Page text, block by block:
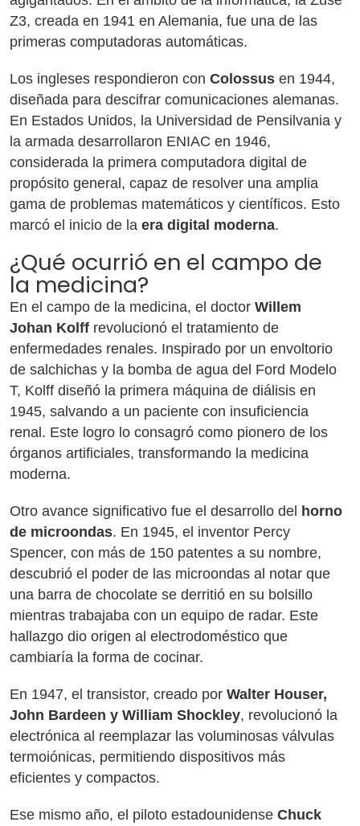
Z3, creada en 1941 en Alemania, fue una de las
primeras computadoras automáticas.
Los ingleses respondieron con Colossus en 1944,
diseñada para descifrar comunicaciones alemanas.
En Estados Unidos, la Universidad de Pensilvania y
la armada desarrollaron ENIAC en 1946,
considerada la primera computadora digital de
propósito general, capaz de resolver una amplia
gama de problemas matemáticos y científicos. Esto
marcó el inicio de la era digital moderna.
¿Qué ocurrió en el campo de
la medicina?
En el campo de la medicina, el doctor Willem
Johan Kolff revolucionó el tratamiento de
enfermedades renales. Inspirado por un envoltorio
de salchichas y la bomba de agua del Ford Modelo
T, Kolff diseñó la primera máquina de diálisis en
1945, salvando a un paciente con insuficiencia
renal. Este logro lo consagró como pionero de los
órganos artificiales, transformando la medicina
moderna.
Otro avance significativo fue el desarrollo del horno
de microondas. En 1945, el inventor Percy
Spencer, con más de 150 patentes a su nombre,
descubrió el poder de las microondas al notar que
una barra de chocolate se derritió en su bolsillo
mientras trabajaba con un equipo de radar. Este
hallazgo dio origen al electrodoméstico que
cambiaría la forma de cocinar.
En 1947, el transistor, creado por Walter Houser,
John Bardeen y William Shockley, revolucionó la
electrónica al reemplazar las voluminosas válvulas
termoiónicas, permitiendo dispositivos más
eficientes y compactos.
Ese mismo año, el piloto estadounidense Chuck